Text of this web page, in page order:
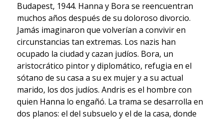
Budapest, 1944. Hanna y Bora se reencuentran
muchos años después de su doloroso divorcio.
Jamás imaginaron que volverían a convivir en
circunstancias tan extremas. Los nazis han
ocupado la ciudad y cazan judíos. Bora, un
aristocrático pintor y diplomático, refugia en el
sótano de su casa a su ex mujer y a su actual
marido, los dos judíos. Andris es el hombre con
quien Hanna lo engañó. La trama se desarrolla en
dos planos: el del subsuelo y el de la casa, donde